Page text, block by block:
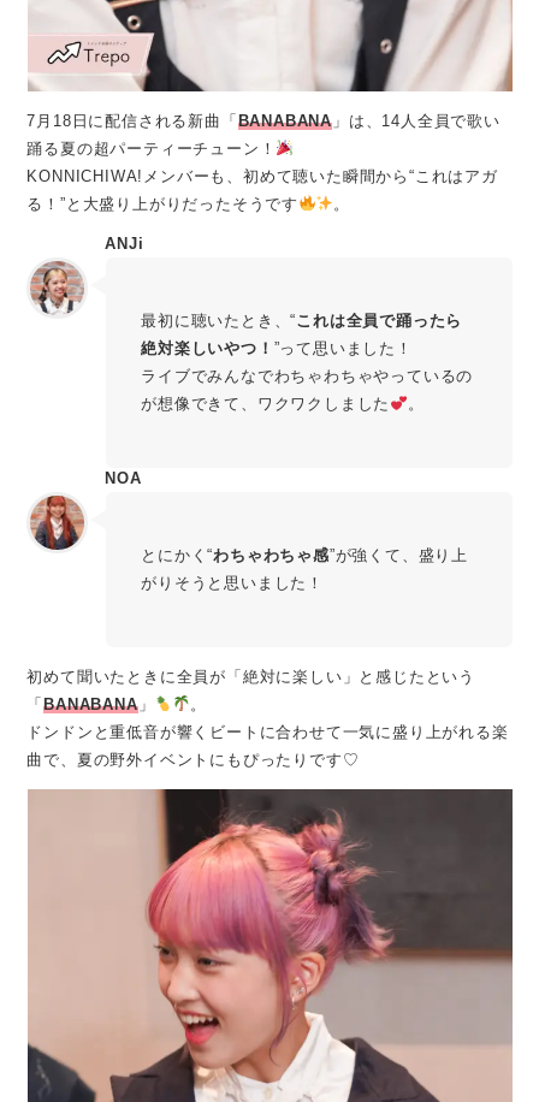
7月18日に配信される新曲「BANABANA 」は、14人全員で歌い
踊る夏の超パーティーチューン！
KONNICHIWA!メンバーも、初めて聴いた瞬間から“これはアガ
る！”と大盛り上がりだったそうです
。
ANJi
最初に聴いたとき、“これは全員で踊ったら
絶対楽しいやつ！ ”って思いました！
ライブでみんなでわちゃわちゃやっているの
が想像できて、ワクワクしました
。
NOA
とにかく“わちゃわちゃ感”が強くて、盛り上
がりそうと思いました！
初めて聞いたときに全員が「絶対に楽しい」と感じたという
「BANABANA」
。
ドンドンと重低音が響くビートに合わせて一気に盛り上がれる楽
曲で、夏の野外イベントにもぴったりです♡